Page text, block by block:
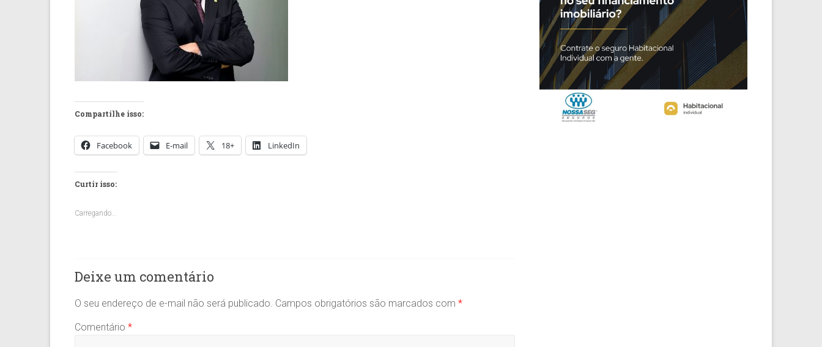
Compartilhe isso:
Facebook E-mail 18+ LinkedIn
Curtir isso:
Carregando...
Deixe um comentário
O seu endereço de e-mail não será publicado. Campos obrigatórios são marcados com *
Comentário *